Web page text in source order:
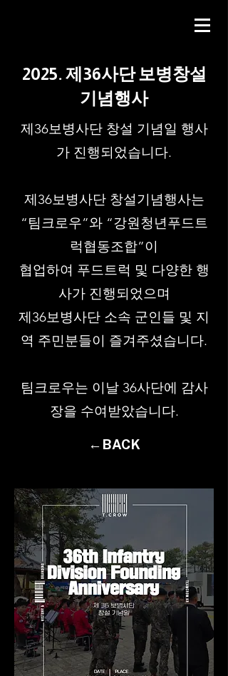
2025. 제36사단 보병창설
기념행사
제36보병사단 창설 기념일 행사
가 진행되었습니다.
제36보병사단 창설기념행사는
“팀크로우”와 “강원청년푸드트
럭협동조합”이
협업하여 푸드트럭 및 다양한 행
사가 진행되었으며
제36보병사단 소속 군인들 및 지
역 주민분들이 즐겨주셨습니다.
팀크로우는 이날 36사단에 감사
장을 수여받았습니다.
←BACK